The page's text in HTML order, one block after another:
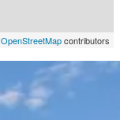
OpenStreetMapcontributors